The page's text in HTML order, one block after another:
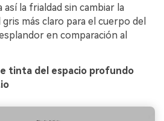
así la frialdad sin cambiar la
más claro para el cuerpo del
en comparación al
tinta del espacio profundo